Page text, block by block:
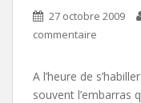
27 octobre 2009
commentaire
A l’heure de
souvent l’embarras